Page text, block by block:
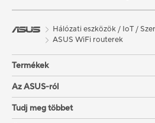
Hálózati eszközök / IoT /
ASUS WiFi routerek
Termékek
Az ASUS-ról
Tudj meg többet